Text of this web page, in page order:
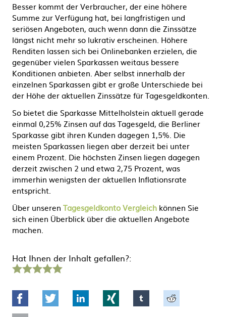
Besser kommt der Verbraucher, der eine höhere
Summe zur Verfügung hat, bei langfristigen und
seriösen Angeboten, auch wenn dann die Zinssätze
längst nicht mehr so lukrativ erscheinen. Höhere
Renditen lassen sich bei Onlinebanken erzielen, die
gegenüber vielen Sparkassen weitaus bessere
Konditionen anbieten. Aber selbst innerhalb der
einzelnen Sparkassen gibt er große Unterschiede bei
der Höhe der aktuellen Zinssätze für Tagesgeldkonten.
So bietet die Sparkasse Mittelholstein aktuell gerade
einmal 0,25% Zinsen auf das Tagesgeld, die Berliner
Sparkasse gibt ihren Kunden dagegen 1,5%. Die
meisten Sparkassen liegen aber derzeit bei unter
einem Prozent. Die höchsten Zinsen liegen dagegen
derzeit zwischen 2 und etwa 2,75 Prozent, was
immerhin wenigsten der aktuellen Inflationsrate
entspricht.
Über unseren Tagesgeldkonto Vergleich können Sie
sich einen Überblick über die aktuellen Angebote
machen.
Hat Ihnen der Inhalt gefallen?:
Stern Sterne Sterne Sterne Sterne
Facebook Twitter LinkedIn tumblr